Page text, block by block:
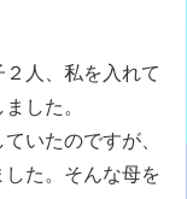
人、私を入れて
した。
いたのですが、
た。そんな母を